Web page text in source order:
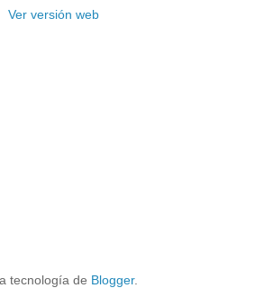
Ver versión web
tecnología de Blogger.